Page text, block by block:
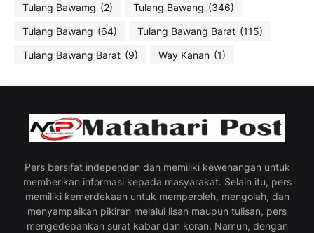
Tulang Bawamg (2) Tulang Bawang (346)
Tulang Bawang (64) Tulang Bawang Barat (115)
Tulang Bawang Barat (9) Way Kanan (1)
Pers bersifat independen dan memiliki kewenangan untuk
memberikan informasi kepada masyarakat. Selain itu, pers
memiliki kemerdekaan untuk memperoleh, mengolah, dan
menyampaikan pikiran melalui lisan maupun tulisan, pers
mengedepankan surat kabar dan koran. Namun, dengan